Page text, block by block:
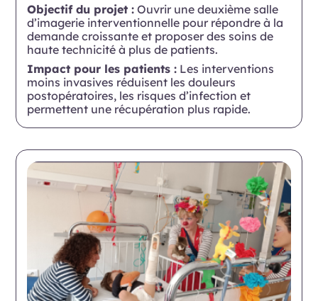
Objectif du projet : Ouvrir une deuxième salle
d’imagerie interventionnelle pour répondre à la
demande croissante et proposer des soins de
haute technicité à plus de patients.
Impact pour les patients : Les interventions
moins invasives réduisent les douleurs
postopératoires, les risques d’infection et
permettent une récupération plus rapide.